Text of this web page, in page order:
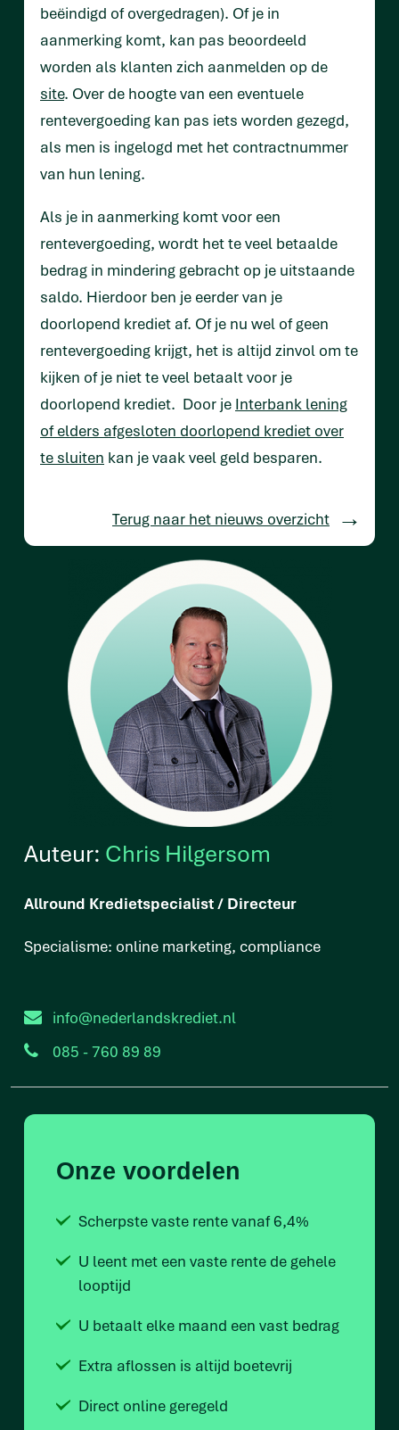
beëindigd of overgedragen). Of je in
aanmerking komt, kan pas beoordeeld
worden als klanten zich aanmelden op de
site. Over de hoogte van een eventuele
rentevergoeding kan pas iets worden gezegd,
als men is ingelogd met het contractnummer
van hun lening.
Als je in aanmerking komt voor een
rentevergoeding, wordt het te veel betaalde
bedrag in mindering gebracht op je uitstaande
saldo. Hierdoor ben je eerder van je
doorlopend krediet af. Of je nu wel of geen
rentevergoeding krijgt, het is altijd zinvol om te
kijken of je niet te veel betaalt voor je
doorlopend krediet. Door je Interbank lening
of elders afgesloten doorlopend krediet over
te sluiten kan je vaak veel geld besparen.
Terug naar het nieuws overzicht
Auteur: Chris Hilgersom
Allround Kredietspecialist / Directeur
Specialisme: online marketing, compliance
info@nederlandskrediet.nl
085 - 760 89 89
Onze voordelen
Scherpste vaste rente vanaf 6,4%
U leent met een vaste rente de gehele
looptijd
U betaalt elke maand een vast bedrag
Extra aflossen is altijd boetevrij
Direct online geregeld